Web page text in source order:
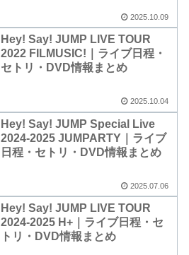
2025.10.09
Hey! Say! JUMP LIVE TOUR
2022 FILMUSIC!｜ライブ日程・
セトリ・DVD情報まとめ
2025.10.04
Hey! Say! JUMP Special Live
2024-2025 JUMPARTY｜ライブ
日程・セトリ・DVD情報まとめ
2025.07.06
Hey! Say! JUMP LIVE TOUR
2024-2025 H+｜ライブ日程・セ
トリ・DVD情報まとめ